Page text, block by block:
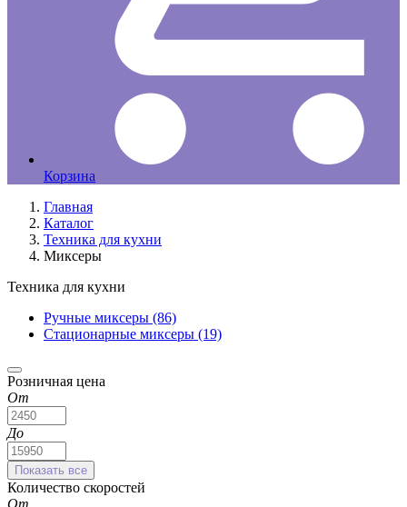
Корзина
Главная
Каталог
Техника для кухни
Миксеры
Техника для кухни
Ручные миксеры (86)
Стационарные миксеры (19)
Розничная цена
От
До
Показать все
Количество скоростей
От